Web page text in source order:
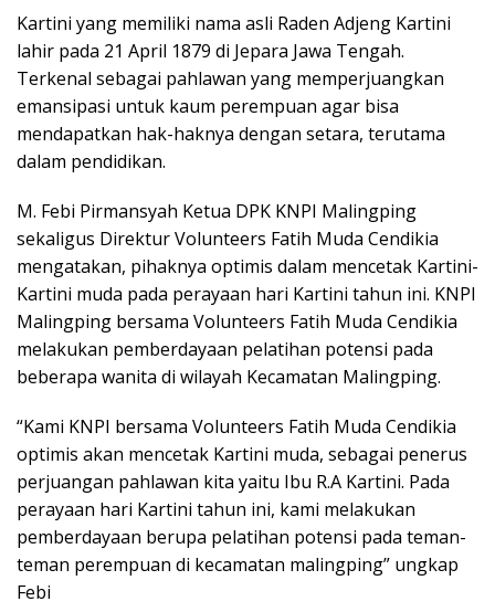
Kartini yang memiliki nama asli Raden Adjeng Kartini
lahir pada 21 April 1879 di Jepara Jawa Tengah.
Terkenal sebagai pahlawan yang memperjuangkan
emansipasi untuk kaum perempuan agar bisa
mendapatkan hak-haknya dengan setara, terutama
dalam pendidikan.
M. Febi Pirmansyah Ketua DPK KNPI Malingping
sekaligus Direktur Volunteers Fatih Muda Cendikia
mengatakan, pihaknya optimis dalam mencetak Kartini-
Kartini muda pada perayaan hari Kartini tahun ini. KNPI
Malingping bersama Volunteers Fatih Muda Cendikia
melakukan pemberdayaan pelatihan potensi pada
beberapa wanita di wilayah Kecamatan Malingping.
“Kami KNPI bersama Volunteers Fatih Muda Cendikia
optimis akan mencetak Kartini muda, sebagai penerus
perjuangan pahlawan kita yaitu Ibu R.A Kartini. Pada
perayaan hari Kartini tahun ini, kami melakukan
pemberdayaan berupa pelatihan potensi pada teman-
teman perempuan di kecamatan malingping” ungkap
Febi